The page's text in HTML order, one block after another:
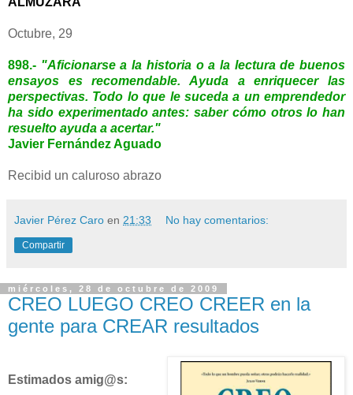
Octubre, 29
898.- "Aficionarse a la historia o a la lectura de buenos
ensayos es recomendable. Ayuda a enriquecer las
perspectivas. Todo lo que le suceda a un emprendedor
ha sido experimentado antes: saber cómo otros lo han
resuelto ayuda a acertar."
Javier Fernández Aguado
Recibid un caluroso abrazo
Javier Pérez Caro en 21:33 No hay comentarios:
Compartir
miércoles, 28 de octubre de 2009
CREO LUEGO CREO CREER en la
gente para CREAR resultados
Estimados amig@s: